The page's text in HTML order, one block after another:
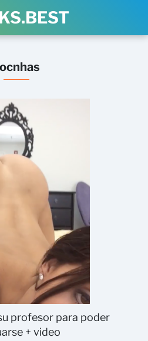
profesor para poder
+ video